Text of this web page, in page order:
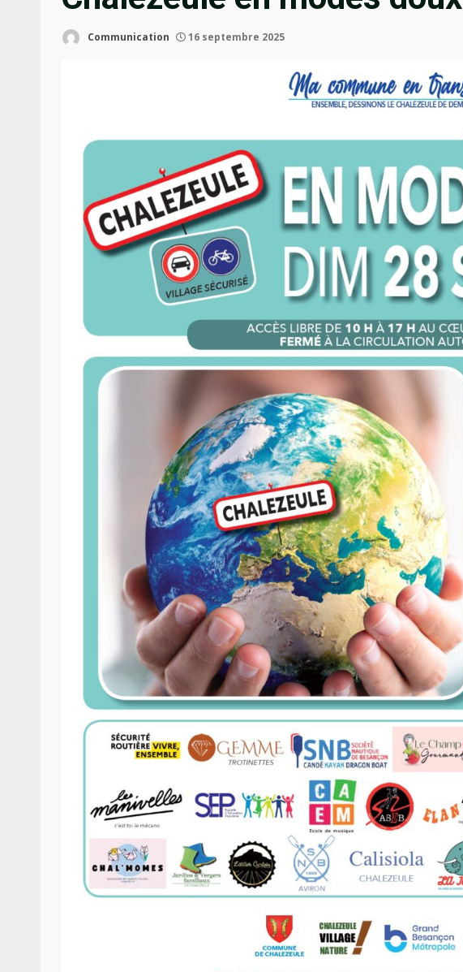
Communication 16 septembre 2025